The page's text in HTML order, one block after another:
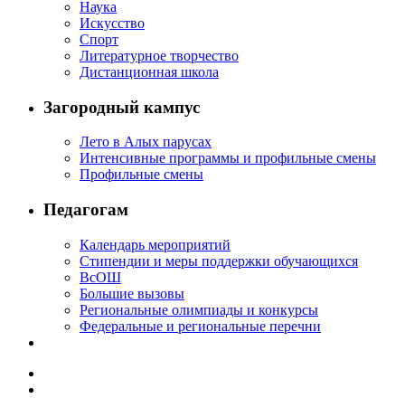
Наука
Искусство
Спорт
Литературное творчество
Дистанционная школа
Загородный кампус
Лето в Алых парусах
Интенсивные программы и профильные смены
Профильные смены
Педагогам
Календарь мероприятий
Стипендии и меры поддержки обучающихся
ВсОШ
Большие вызовы
Региональные олимпиады и конкурсы
Федеральные и региональные перечни